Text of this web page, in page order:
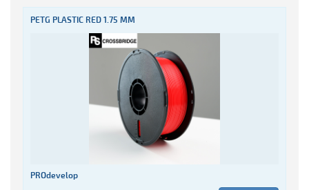
PETG PLASTIC RED 1.75 MM
PROdevelop